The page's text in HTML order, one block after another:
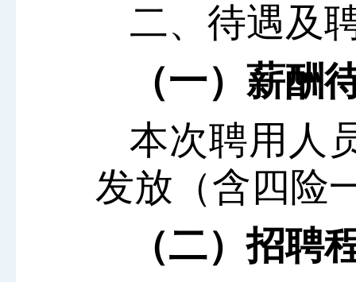
二、待遇及
（一） 薪酬
本次聘用人
发放（含四险
（二）招聘